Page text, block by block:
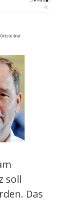
soll
Das